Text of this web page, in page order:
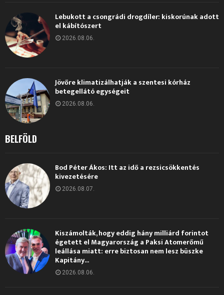
Lebukott a csongrádi drogdíler: kiskorúnak adott
el kábítószert
2026.08.06.
Jövőre klimatizálhatják a szentesi kórház
betegellátó egységeit
2026.08.06.
BELFÖLD
Bod Péter Ákos: Itt az idő a rezsicsökkentés
kivezetésére
2026.08.07.
Kiszámolták, hogy eddig hány milliárd forintot
égetett el Magyarország a Paksi Atomerőmű
leállása miatt: erre biztosan nem lesz büszke
Kapitány...
2026.08.06.